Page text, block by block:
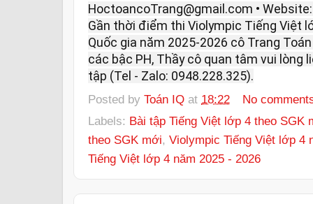
HoctoancoTrang@gmail.com •
Gần thời điểm thi Violympic Tiếng Việt
Quốc gia năm 2025-2026 cô Trang
các bậc PH, Thầy cô quan tâm vui lòng
tập (Tel - Zalo: 0948.228.325).
Posted by Toán IQ at 18:22
No
Labels: Bài tập Tiếng Việt lớp 4 theo SGK
theo SGK mới, Violympic Tiếng Việt lớp 4
Tiếng Việt lớp 4 năm 2025 - 2026